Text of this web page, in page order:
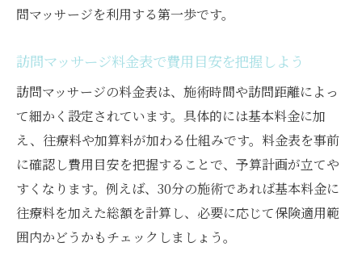
の仕組み
保険適用と訪問マッサージの限度額につい
て
保険で受ける訪問マッサージの料金相場
自費と保険の訪問マッサージ費用比較
訪問マッサージ自費料金と保険料金の違い
自費と保険の訪問マッサージ料金比較ポイ
ント
問マッサージを利用する第一歩です。
訪問マッサージ料金表で費用目安を把握しよう
訪問マッサージの料金表は、施術時間や訪問距離によっ
て細かく設定されています。具体的には基本料金に加
え、往療料や加算料が加わる仕組みです。料金表を事前
に確認し費用目安を把握することで、予算計画が立てや
すくなります。例えば、30分の施術であれば基本料金に
往療料を加えた総額を計算し、必要に応じて保険適用範
囲内かどうかもチェックしましょう。